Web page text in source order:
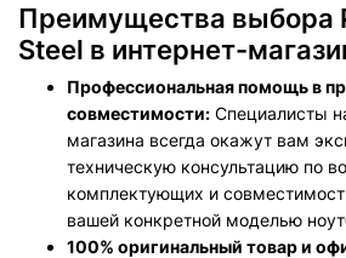
Преимущества выбора
Steel в интернет-
Профессиональная помощь в
совместимости: Специалисты
магазина всегда окажут вам
техническую консультацию по
комплектующих и
вашей конкретной моделью
100% оригинальный товар и